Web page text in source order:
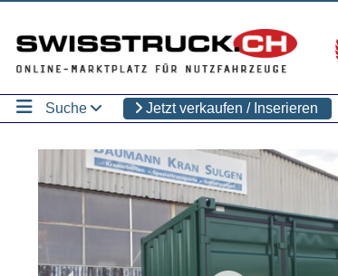
Suche Jetzt verkaufen / Inserieren